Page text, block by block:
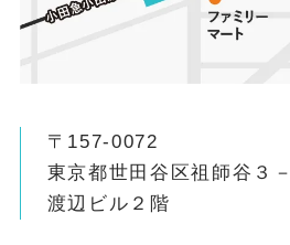
〒157-0072
東京都世田谷区祖師谷３
渡辺ビル２階